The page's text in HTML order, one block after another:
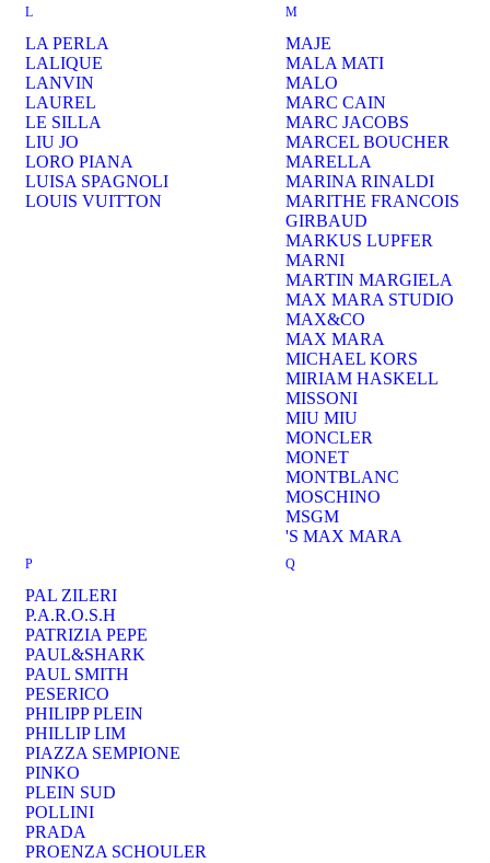
L
LA PERLA
LALIQUE
LANVIN
LAUREL
LE SILLA
LIU JO
LORO PIANA
LUISA SPAGNOLI
LOUIS VUITTON
M
MAJE
MALA MATI
MALO
MARC CAIN
MARC JACOBS
MARCEL BOUCHER
MARELLA
MARINA RINALDI
MARITHE FRANCOIS
GIRBAUD
MARKUS LUPFER
MARNI
MARTIN MARGIELA
MAX MARA STUDIO
MAX&CO
MAX MARA
MICHAEL KORS
MIRIAM HASKELL
MISSONI
MIU MIU
MONCLER
MONET
MONTBLANC
MOSCHINO
MSGM
'S MAX MARA
P
PAL ZILERI
P.A.R.O.S.H
PATRIZIA PEPE
PAUL&SHARK
PAUL SMITH
PESERICO
PHILIPP PLEIN
PHILLIP LIM
PIAZZA SEMPIONE
PINKO
PLEIN SUD
POLLINI
PRADA
PROENZA SCHOULER
Q